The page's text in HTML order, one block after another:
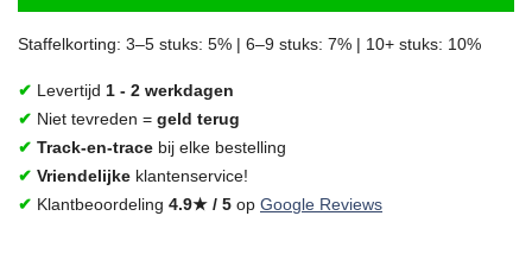
Staffelkorting: 3–5 stuks: 5% | 6–9 stuks: 7% | 10+ stuks: 10%
✔ Levertijd 1 - 2 werkdagen
✔ Niet tevreden = geld terug
✔ Track-en-trace bij elke bestelling
✔ Vriendelijke klantenservice!
✔ Klantbeoordeling 4.9★ / 5 op Google Reviews